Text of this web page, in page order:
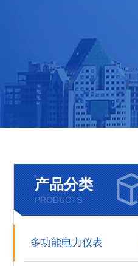
产品分类
PRODUCTS
多功能电力仪表